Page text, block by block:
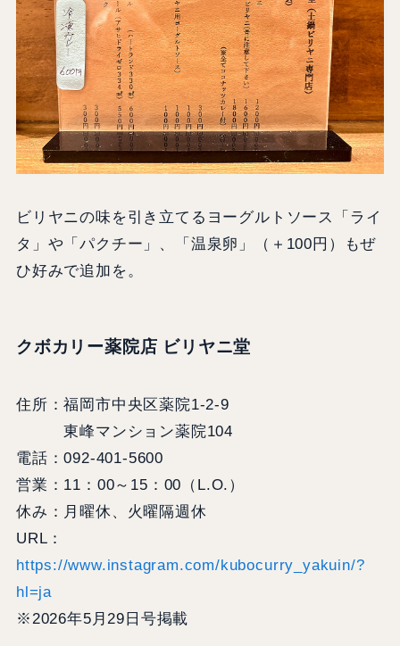
ビリヤニの味を引き立てるヨーグルトソース「ライ
タ」や「パクチー」、「温泉卵」（＋100円）もぜ
ひ好みで追加を。
クボカリー薬院店 ビリヤニ堂
住所：福岡市中央区薬院1-2-9
東峰マンション薬院104
電話：092-401-5600
営業：11：00～15：00（L.O.）
休み：月曜休、火曜隔週休
URL：
https://www.instagram.com/kubocurry_yakuin/?
hl=ja
※2026年5月29日号掲載